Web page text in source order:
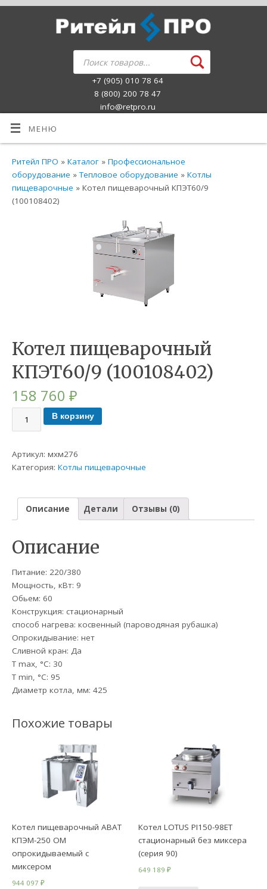
+7 (905) 010 78 64
8 (800) 200 78 47
info@retpro.ru
МЕНЮ
Ритейл ПРО »Каталог »Профессиональное
оборудование »Тепловое оборудование »Котлы
пищеварочные » Котел пищеварочный КПЭТ60/9
(100108402)
Котел пищеварочный
КПЭТ60/9 (100108402)
158 760₽
В корзину
Артикул:мхм276
Категория:Котлы пищеварочные
Описание Детали Отзывы (0)
Описание
Питание: 220/380
Мощность, кВт: 9
Обьем: 60
Конструкция: стационарный
способ нагрева: косвенный (пароводяная рубашка)
Опрокидывание: нет
Сливной кран: Да
T max, °C: 30
T min, °С: 95
Диаметр котла, мм: 425
Похожие товары
Котел пищеварочный ABAT
КПЭМ-250 ОМ
опрокидываемый с
миксером
944 097₽
Котел LOTUS PI150-98ET
стационарный без миксера
(серия 90)
649 189₽